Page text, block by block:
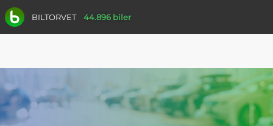
BILTORVET 44.896 biler